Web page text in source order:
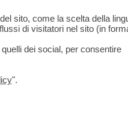
più avanzati prodotti da Leica
ma non solo:
automazione delle macchine
dello stato
sono solo alcune delle soluzioni
professionale.
sito, come la scelta della
di visitatori nel sito (in
dei social, per consentire
".